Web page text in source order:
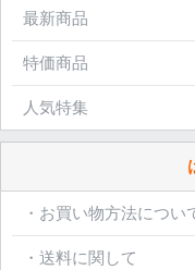
最新商品
特価商品
人気特集
・お買い物方法につい
・送料に関して